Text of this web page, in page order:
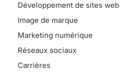
Développement de sites web
Image de marque
Marketing numérique
Réseaux sociaux
Carrières